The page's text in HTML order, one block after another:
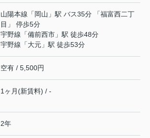
山陽本線 「 岡山 」駅 バス35分 「福富西二丁
目」 停歩5分
宇野線 「備前西市 」駅 徒歩48分
宇野線 「大元 」駅 徒歩53分
空有 / 5,500円
1ヶ月(新賃料) / -
2年